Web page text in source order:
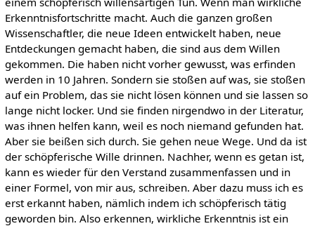
Erkenntnisfortschritte macht. Auch die ganzen großen
Wissenschaftler, die neue Ideen entwickelt haben, neue
Entdeckungen gemacht haben, die sind aus dem Willen
gekommen. Die haben nicht vorher gewusst, was erfinden
werden in 10 Jahren. Sondern sie stoßen auf was, sie stoßen
auf ein Problem, das sie nicht lösen können und sie lassen so
lange nicht locker. Und sie finden nirgendwo in der Literatur,
was ihnen helfen kann, weil es noch niemand gefunden hat.
Aber sie beißen sich durch. Sie gehen neue Wege. Und da ist
der schöpferische Wille drinnen. Nachher, wenn es getan ist,
kann es wieder für den Verstand zusammenfassen und in
einer Formel, von mir aus, schreiben. Aber dazu muss ich es
erst erkannt haben, nämlich indem ich schöpferisch tätig
geworden bin. Also erkennen, wirkliche Erkenntnis ist ein